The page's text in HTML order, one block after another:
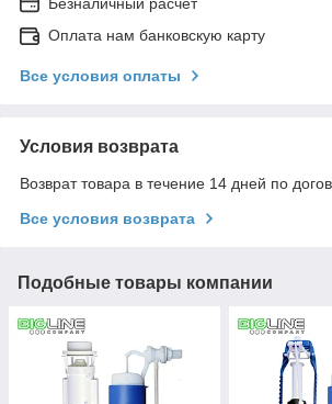
Оплата нам банковскую карту
Все условия оплаты
Условия возврата
Возврат товара в течение 14 дней по
Все условия возврата
Подобные товары компании